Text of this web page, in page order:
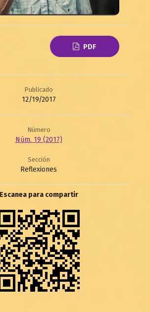
PDF
Publicado
12/19/2017
Número
Núm. 19 (2017)
Sección
Reflexiones
Escanea para compartir